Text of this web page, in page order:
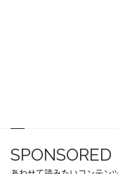
SPONSORED